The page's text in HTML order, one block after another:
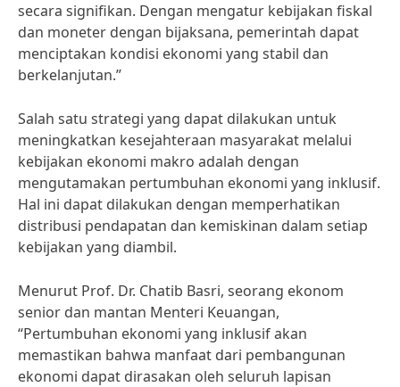
secara signifikan. Dengan mengatur kebijakan fiskal
dan moneter dengan bijaksana, pemerintah dapat
menciptakan kondisi ekonomi yang stabil dan
berkelanjutan.”
Salah satu strategi yang dapat dilakukan untuk
meningkatkan kesejahteraan masyarakat melalui
kebijakan ekonomi makro adalah dengan
mengutamakan pertumbuhan ekonomi yang inklusif.
Hal ini dapat dilakukan dengan memperhatikan
distribusi pendapatan dan kemiskinan dalam setiap
kebijakan yang diambil.
Menurut Prof. Dr. Chatib Basri, seorang ekonom
senior dan mantan Menteri Keuangan,
“Pertumbuhan ekonomi yang inklusif akan
memastikan bahwa manfaat dari pembangunan
ekonomi dapat dirasakan oleh seluruh lapisan